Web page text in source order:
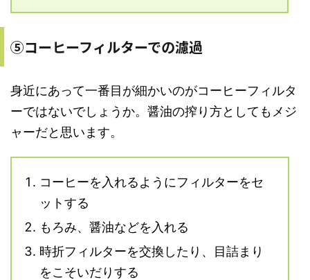
⑤コーヒーフィルターでの濾過
身近にあって一番目が細かいのがコーヒーフィルタ
ーではないでしょうか。醤油の搾り方としてもメジ
ャーだと思います。
コーヒーを入れるようにフィルターをセ
ットする
もろみ、醤油などを入れる
時折フィルターを交換したり、目詰まり
をこそいだりする